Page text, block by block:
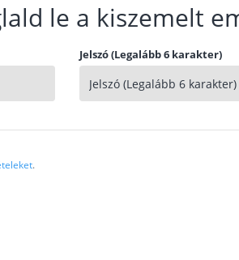
le a kiszemelt
Jelszó (Legalább 6 karakter)
.